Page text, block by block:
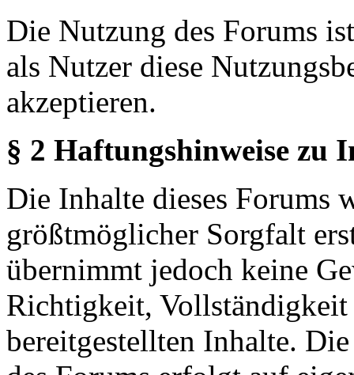
Die Nutzung des Forums
als Nutzer diese
akzeptieren.
§ 2 Haftungshinweise zu
Die Inhalte dieses Forums
größtmöglicher Sorgfalt
übernimmt jedoch keine
Richtigkeit,
bereitgestellten Inhalte.